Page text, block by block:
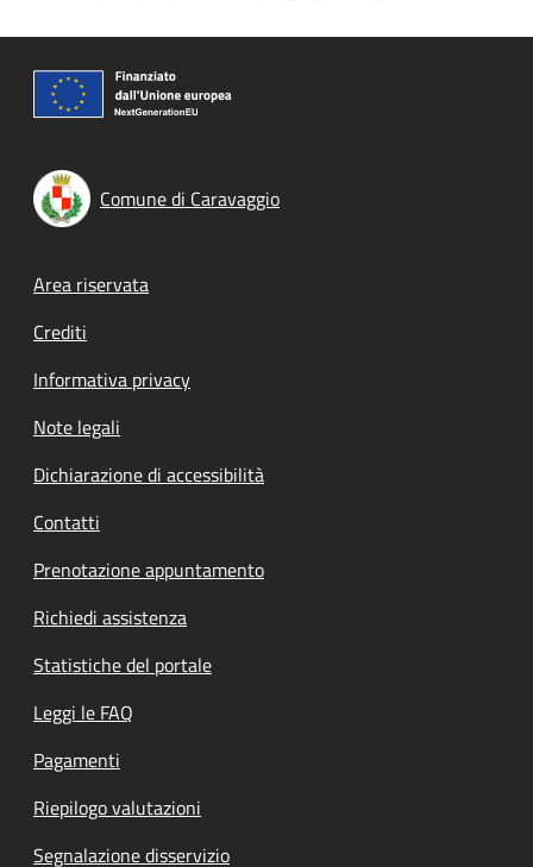
Comune di Caravaggio
Footer menu
Area riservata
Crediti
Informativa privacy
Note legali
Dichiarazione di accessibilità
Contatti
Prenotazione appuntamento
Richiedi assistenza
Statistiche del portale
Leggi le FAQ
Pagamenti
Riepilogo valutazioni
Segnalazione disservizio